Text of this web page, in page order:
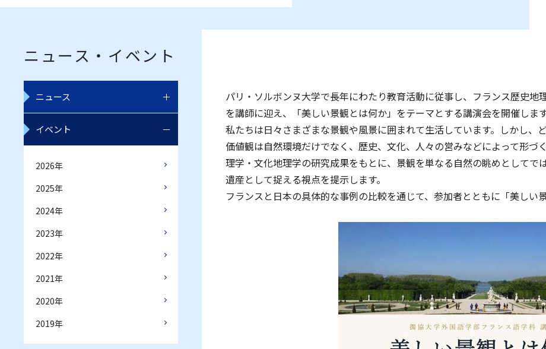
ニュース・イベント
ニュース
イベント
2026年
2025年
2024年
2023年
2022年
2021年
2020年
2019年
パリ・ソルボンヌ大学で長年にわたり教育活動に従事し、フランス歴史
を講師に迎え、「美しい景観とは何か」をテーマとする講演会を開催します
私たちは日々さまざまな景観や風景に囲まれて生活しています。しかし、
価値観は自然環境だけでなく、歴史、文化、人々の営みなどによって形づ
理学・文化地理学の研究成果をもとに、景観を単なる自然の眺めとしてで
遺産として捉える視点を提示します。
フランスと日本の具体的な事例の比較を通じて、参加者とともに「美しい